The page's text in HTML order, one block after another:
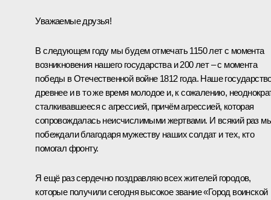
Уважаемые друзья!
В следующем году мы будем отмечать 1150 лет с момента
возникновения нашего государства и 200 лет – с момента
победы в Отечественной войне 1812 года. Наше
древнее и в то же время молодое и, к сожалению,
сталкивавшееся с агрессией, причём агрессией, которая
сопровождалась неисчислимыми жертвами. И всякий раз
побеждали благодаря мужеству наших солдат и тех, кто
помогал фронту.
Я ещё раз сердечно поздравляю всех жителей городов,
которые получили сегодня высокое звание «Город воинской